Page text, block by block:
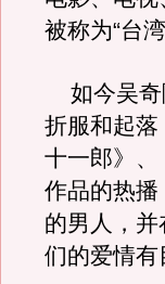
被称为“台
如今吴奇
折服和起
十一郎》
作品的热
的男人，
们的爱情